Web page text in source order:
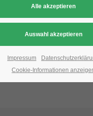
Road, Suite 600
CA 94102
Impressum
Cookie-Informationen